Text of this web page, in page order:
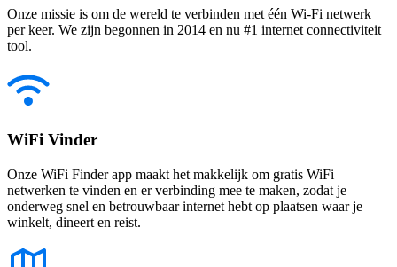
Onze missie is om de wereld te verbinden met één Wi-Fi netwerk
per keer. We zijn begonnen in 2014 en nu #1 internet connectiviteit
tool.
WiFi Vinder
Onze WiFi Finder app maakt het makkelijk om gratis WiFi
netwerken te vinden en er verbinding mee te maken, zodat je
onderweg snel en betrouwbaar internet hebt op plaatsen waar je
winkelt, dineert en reist.